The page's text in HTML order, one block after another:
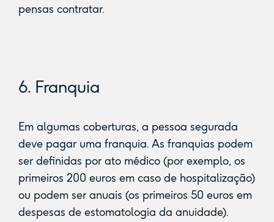
pensas contratar.
6. Franquia
Em algumas coberturas, a pessoa segurada
deve pagar uma franquia. As franquias podem
ser definidas por ato médico (por exemplo, os
primeiros 200 euros em caso de hospitalização)
ou podem ser anuais (os primeiros 50 euros em
despesas de estomatologia da anuidade).